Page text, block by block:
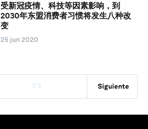
受新冠疫情、科技等因素影响，到
2030年东盟消费者习惯将发生八种改
变
25 jun 2020
1/3 Siguiente